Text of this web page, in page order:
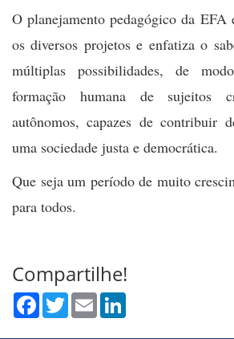
O planejamento pedagógico da EFA
os diversos projetos e enfatiza o
múltiplas possibilidades, de
formação humana de sujeitos
autônomos, capazes de contribuir
uma sociedade justa e democrática.
Que seja um período de muito
para todos.
Compartilhe!
FacebookTwitterEmail